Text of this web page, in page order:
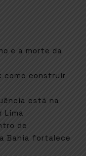
e a morte da
como construir
está na
Lima
de
Bahia fortalece